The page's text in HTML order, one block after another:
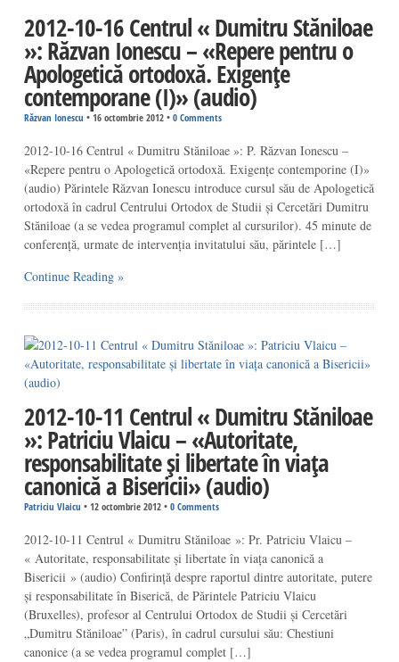
2012-10-16 Centrul « Dumitru Stăniloae
»: Răzvan Ionescu – «Repere pentru o
Apologetică ortodoxă. Exigențe
contemporane (I)» (audio)
Răzvan Ionescu • 16 octombrie 2012• 0 Comments
2012-10-16 Centrul « Dumitru Stăniloae »: P. Răzvan Ionescu –
«Repere pentru o Apologetică ortodoxă. Exigențe contemporine (I)»
(audio) Părintele Răzvan Ionescu introduce cursul său de Apologetică
ortodoxă în cadrul Centrului Ortodox de Studii și Cercetări Dumitru
Stăniloae (a se vedea programul complet al cursurilor). 45 minute de
conferență, urmate de intervenția invitatului său, părintele […]
Continue Reading »
2012-10-11 Centrul « Dumitru Stăniloae
»: Patriciu Vlaicu – «Autoritate,
responsabilitate și libertate în viața
canonică a Bisericii» (audio)
Patriciu Vlaicu • 12 octombrie 2012• 0 Comments
2012-10-11 Centrul « Dumitru Stăniloae »: Pr. Patriciu Vlaicu –
« Autoritate, responsabilitate și libertate în viața canonică a
Bisericii » (audio) Confirință despre raportul dintre autoritate, putere
și responsabilitate în Biserică, de Părintele Patriciu Vlaicu
(Bruxelles), profesor al Centrului Ortodox de Studii și Cercetări
„Dumitru Stăniloae” (Paris), în cadrul cursului său: Chestiuni
canonice (a se vedea programul complet […]